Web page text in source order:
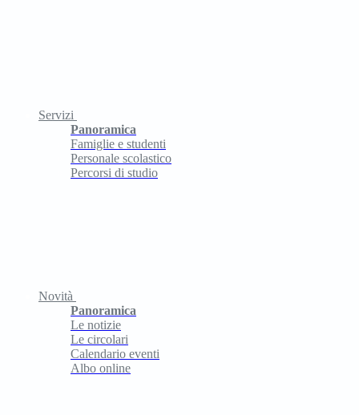
Servizi
Panoramica
Famiglie e studenti
Personale scolastico
Percorsi di studio
Novità
Panoramica
Le notizie
Le circolari
Calendario eventi
Albo online